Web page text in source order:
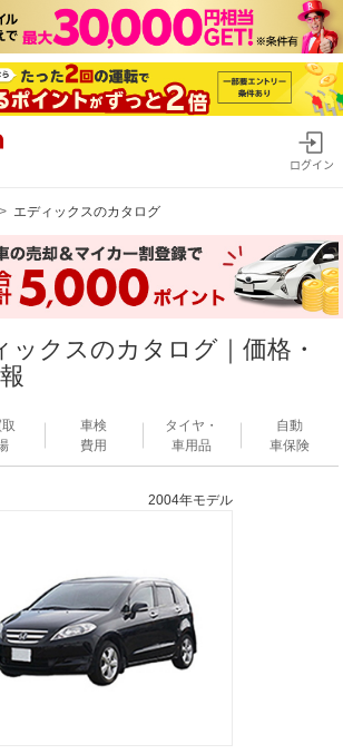
ログイン
エディックスのカタログ
ックスのカタログ｜価格・
車検
費用
タイヤ・
車用品
自動
車保険
2004年モデル